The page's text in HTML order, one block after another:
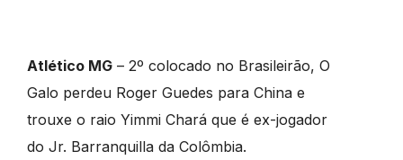
Atlético MG– 2º colocado no Brasileirão, O
Galo perdeu Roger Guedes para China e
trouxe o raio Yimmi Chará que é ex-jogador
do Jr. Barranquilla da Colômbia.